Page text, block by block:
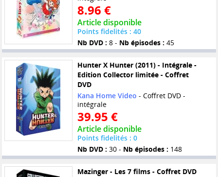
8.96 €
Article disponible
Points fidelités : 40
Nb DVD : 8 - Nb épisodes : 45
Hunter X Hunter (2011) - Intégrale -
Edition Collector limitée - Coffret
DVD
Kana Home Video - Coffret DVD -
intégrale
39.95 €
Article disponible
Points fidelités : 0
Nb DVD : 30 - Nb épisodes : 148
Mazinger - Les 7 films - Coffret DVD